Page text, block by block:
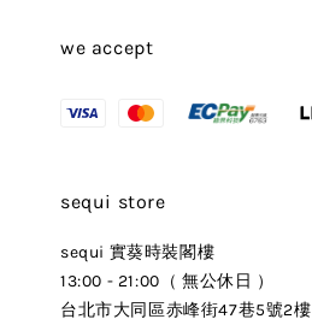
we accept
sequi store
sequi 實葵時裝閣樓
13:00 - 21:00（ 無公休日 ）
台北市大同區赤峰街47巷5號2樓